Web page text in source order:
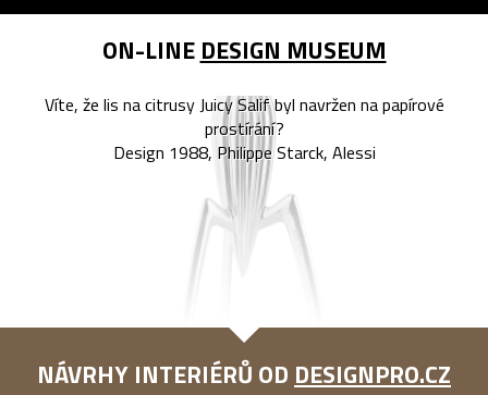
ON-LINE DESIGN MUSEUM
Víte, že lis na citrusy Juicy Salif byl navržen na papírové
prostírání?
Design 1988, Philippe Starck, Alessi
NÁVRHY INTERIÉRŮ OD DESIGNPRO.CZ